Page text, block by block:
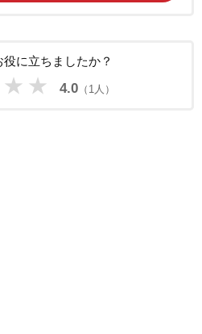
役に立ちましたか？
★ ★ 4.0（1人）